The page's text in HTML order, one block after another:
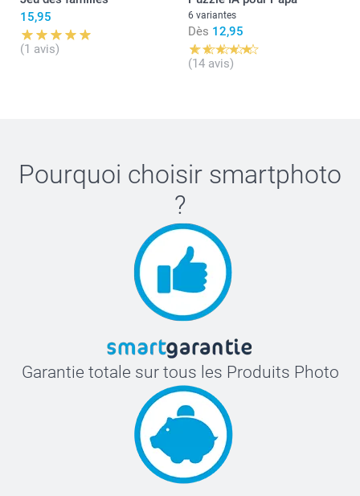
15,95
(1 avis)
6 variantes
Dès 12,95
(14 avis)
Pourquoi choisir smartphoto
?
Garantie totale sur tous les Produits Photo